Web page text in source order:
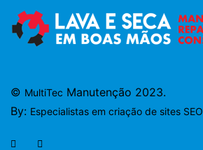
© MultiTec Manutenção 2023.
By: Especialistas em criação de sites SEO